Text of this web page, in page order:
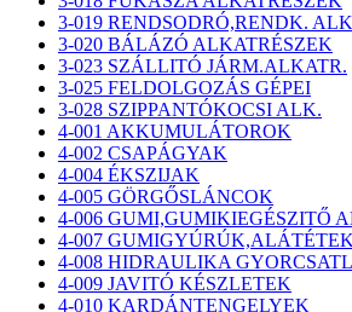
3-019 RENDSODRÓ,RENDK.
3-020 BÁLÁZÓ ALKATRÉSZEK
3-023 SZÁLLITÓ JÁRM.ALKATR.
3-025 FELDOLGOZÁS GÉPEI
3-028 SZIPPANTÓKOCSI ALK.
4-001 AKKUMULÁTOROK
4-002 CSAPÁGYAK
4-004 ÉKSZIJAK
4-005 GÖRGŐSLÁNCOK
4-006 GUMI,GUMIKIEGÉSZITŐ
4-007 GUMIGYÚRÚK,ALÁTÉTEK
4-008 HIDRAULIKA
4-009 JAVITÓ KÉSZLETEK
4-010 KARDÁNTENGELYEK